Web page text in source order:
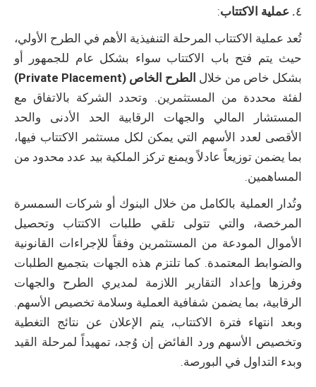
٤. عملية الاكتتاب:
تُعد عملية الاكتتاب المرحلة التنفيذية الأهم في الطرح الأولي،
حيث يتم فتح باب الاكتتاب سواء بشكل عام للجمهور أو
بشكل خاص من خلال الطرح الخاص (Private Placement)
لفئة محددة من المستثمرين. وتحدد الشركة بالاتفاق مع
المستشار المالي والجهات الرقابية الحد الأدنى والحد
الأقصى لعدد الأسهم التي يمكن لكل مستثمر الاكتتاب فيها،
بما يضمن توزيعاً عادلاً ويمنع تركز الملكية بيد عدد محدود من
المساهمين.
وتُدار العملية بالكامل من خلال البنوك أو شركات السمسرة
المرخصة، والتي تتولى تلقي طلبات الاكتتاب وتحصيل
الأموال المودعة من المستثمرين وفقاً للإجراءات القانونية
والضوابط المعتمدة. كما تلتزم هذه الجهات بتجميع الطلبات
وفرزها وإعداد التقارير اللازمة لمديري الطرح والجهات
الرقابية، بما يضمن شفافية العملية وسلامة تخصيص الأسهم.
وبعد انتهاء فترة الاكتتاب، يتم الإعلان عن نتائج التغطية
وتخصيص الأسهم ورد الفائض إن وُجد، تمهيداً لمرحلة القيد
وبدء التداول في البورصة.